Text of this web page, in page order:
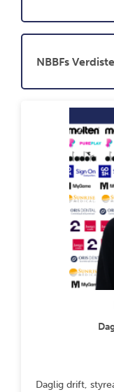
NBBFs
Daglig drift,